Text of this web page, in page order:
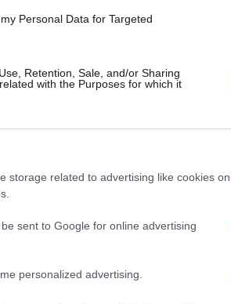
Personal Data for Targeted
Retention, Sale, and/or Sharing
with the Purposes for which it
storage related to advertising like cookies on
sent to Google for online advertising
personalized advertising.
με δυνατούς
σταδιακή άνοδο της